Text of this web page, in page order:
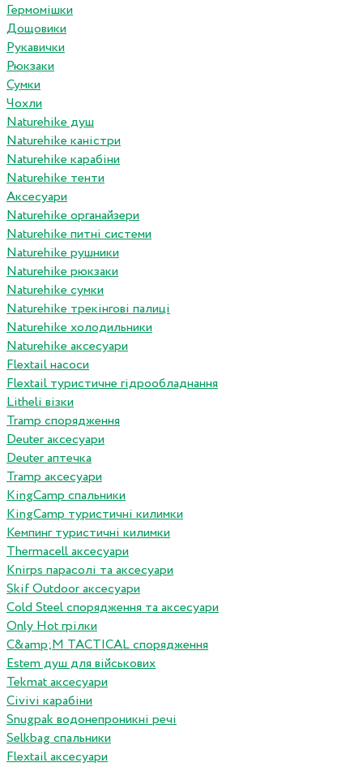
Гермомішки
Дощовики
Рукавички
Рюкзаки
Сумки
Чохли
Naturehike душ
Naturehike каністри
Naturehike карабіни
Naturehike тенти
Аксесуари
Naturehike органайзери
Naturehike питні системи
Naturehike рушники
Naturehike рюкзаки
Naturehike сумки
Naturehike трекінгові палиці
Naturehike холодильники
Naturehike аксесуари
Flextail насоси
Flextail туристичне гідрообладнання
Litheli візки
Tramp спорядження
Deuter аксесуари
Deuter аптечка
Tramp аксесуари
KingCamp спальники
KingCamp туристичні килимки
Кемпинг туристичні килимки
Thermacell аксесуари
Knirps парасолі та аксесуари
Skif Outdoor аксесуари
Cold Steel спорядження та аксесуари
Only Hot грілки
C&amp;M TACTICAL спорядження
Estem душ для військових
Tekmat аксесуари
Сivivi карабіни
Snugpak водонепроникні речі
Selkbag спальники
Flextail аксесуари